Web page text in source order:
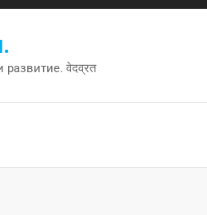
वेदव्रत